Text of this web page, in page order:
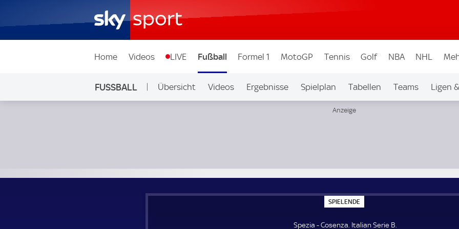
Home Videos LIVE Fußball Formel 1 MotoGP Tennis Golf NBA NHL
FUSSBALL Übersicht Videos Ergebnisse Spielplan Tabellen Teams Ligen
SPIELENDE
P
E
Spezia - Cosenza. Italian Serie B.